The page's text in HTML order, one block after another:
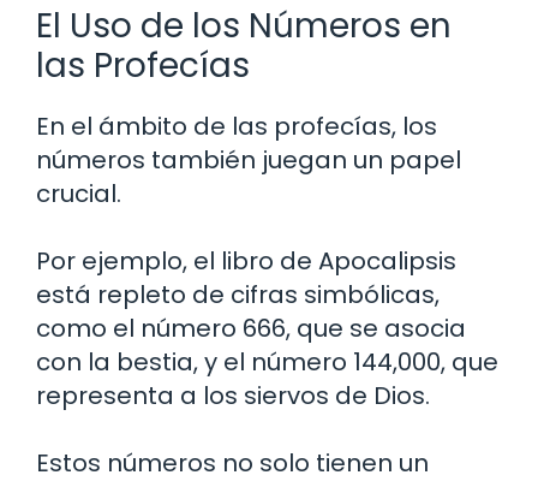
El Uso de los Números en
las Profecías
En el ámbito de las profecías, los
números también juegan un papel
crucial.
Por ejemplo, el libro de Apocalipsis
está repleto de cifras simbólicas,
como el número 666, que se asocia
con la bestia, y el número 144,000, que
representa a los siervos de Dios.
Estos números no solo tienen un